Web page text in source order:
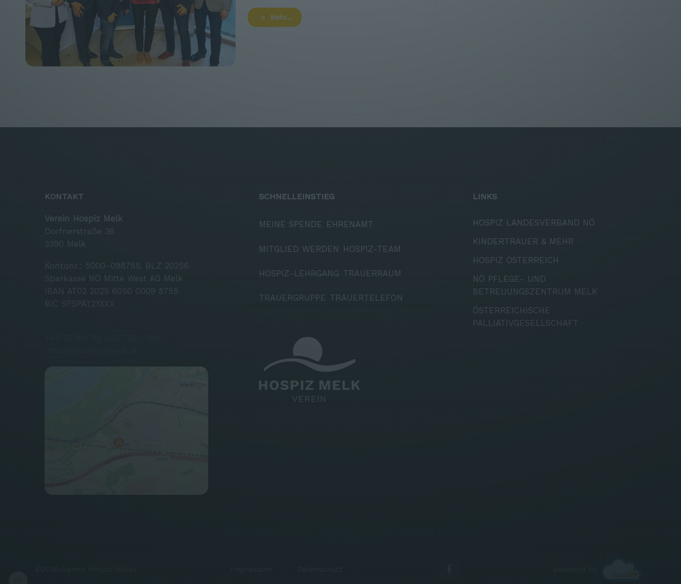
Mehr…
KONTAKT
Verein Hospiz Melk
Dorfnerstraße 36
3390 Melk
Kontonr.: 5000-098755, BLZ 20256
Sparkasse NÖ Mitte West AG Melk
IBAN AT02 2025 6050 0009 8755
SCHNELLEINSTIEG
MEINE SPENDE EHRENAMT
MITGLIED WERDEN HOSPIZ-TEAM
HOSPIZ-LEHRGANG TRAUERRAUM
TRAUERGRUPPE TRAUERTELEFON
LINKS
HOSPIZ LANDESVERBAND NÖ
KINDERTRAUER & MEHR
HOSPIZ ÖSTERREICH
NÖ PFLEGE- UND
BETREUUNGSZENTRUM MELK
ÖSTERREICHISCHE
PALLIATIVGESELLSCHAFT